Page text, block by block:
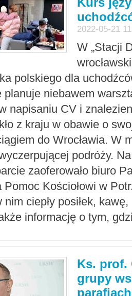
2022-05-21
W „Stacji
polskiego dla
planuje niebawem
napisaniu CV i
z kraju w obawie o
do Wrocławia. W
podróży.
zaoferowało biuro
Kościołowi w
ciepły posiłek,
informację o tym,
Ks. prof.
grupy
parafiach